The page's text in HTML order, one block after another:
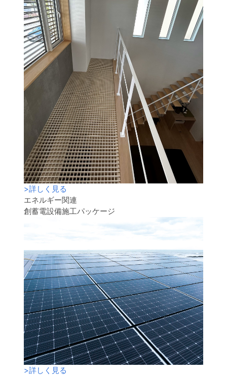
>詳しく見る
エネルギー関連
創蓄電設備施工パッケージ
>詳しく見る